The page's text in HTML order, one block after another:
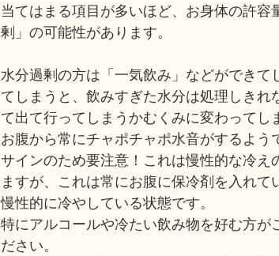
当てはまる項目が多いほど、お身体の許
剰」の可能性があります。
水分過剰の方は「一気飲み」などができ
てしまうと、飲みすぎた水分は処理しき
て出て行ってしまうかむくみに変わってし
お腹から常にチャポチャポ水音がするよ
サインのため要注意！これは慢性的な冷
ますが、これは常にお腹に保冷剤を入れ
慢性的に冷やしている状態です。
特にアルコールや冷たい飲み物を好む方が
ださい。